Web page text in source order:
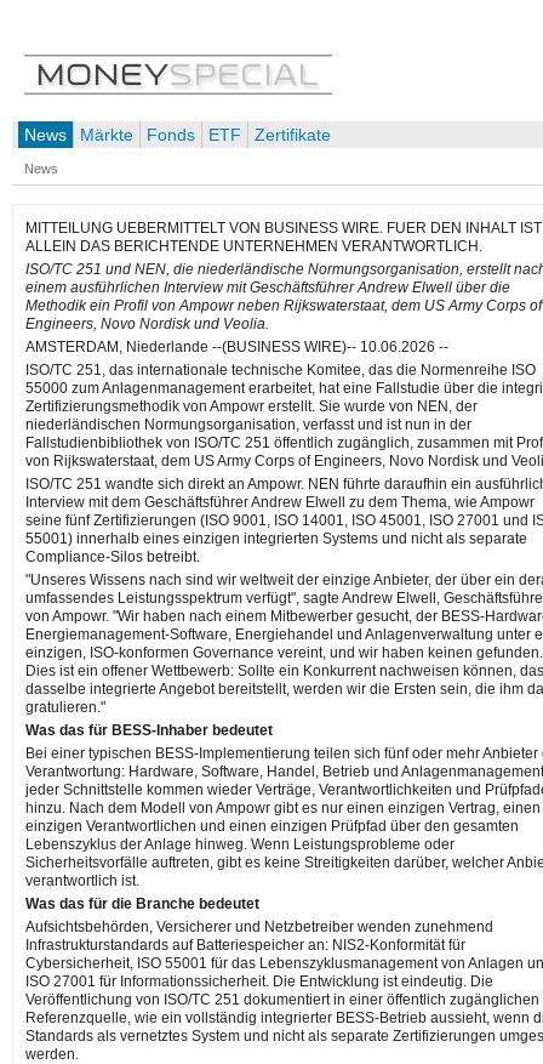
News Märkte Fonds ETF Zertifikate
News
MITTEILUNG UEBERMITTELT VON BUSINESS WIRE. FUER DEN INHALT IST
ALLEIN DAS BERICHTENDE UNTERNEHMEN VERANTWORTLICH.
ISO/TC 251 und NEN, die niederländische Normungsorganisation, erstellt
einem ausführlichen Interview mit Geschäftsführer Andrew Elwell über die
Methodik ein Profil von Ampowr neben Rijkswaterstaat, dem US Army Corps of
Engineers, Novo Nordisk und Veolia.
AMSTERDAM, Niederlande --(BUSINESS WIRE)-- 10.06.2026 --
ISO/TC 251, das internationale technische Komitee, das die Normenreihe ISO
55000 zum Anlagenmanagement erarbeitet, hat eine Fallstudie über die
Zertifizierungsmethodik von Ampowr erstellt. Sie wurde von NEN, der
niederländischen Normungsorganisation, verfasst und ist nun in der
Fallstudienbibliothek von ISO/TC 251 öffentlich zugänglich, zusammen mit
von Rijkswaterstaat, dem US Army Corps of Engineers, Novo Nordisk und
ISO/TC 251 wandte sich direkt an Ampowr. NEN führte daraufhin ein
Interview mit dem Geschäftsführer Andrew Elwell zu dem Thema, wie Ampowr
seine fünf Zertifizierungen (ISO 9001, ISO 14001, ISO 45001, ISO 27001 und
55001) innerhalb eines einzigen integrierten Systems und nicht als separate
Compliance-Silos betreibt.
"Unseres Wissens nach sind wir weltweit der einzige Anbieter, der über ein
umfassendes Leistungsspektrum verfügt", sagte Andrew Elwell,
von Ampowr. "Wir haben nach einem Mitbewerber gesucht, der BESS-
Energiemanagement-Software, Energiehandel und Anlagenverwaltung unter
einzigen, ISO-konformen Governance vereint, und wir haben keinen gefunden.
Dies ist ein offener Wettbewerb: Sollte ein Konkurrent nachweisen können,
dasselbe integrierte Angebot bereitstellt, werden wir die Ersten sein, die ihm
gratulieren."
Was das für BESS-Inhaber bedeutet
Bei einer typischen BESS-Implementierung teilen sich fünf oder mehr Anbieter
Verantwortung: Hardware, Software, Handel, Betrieb und
jeder Schnittstelle kommen wieder Verträge, Verantwortlichkeiten und
hinzu. Nach dem Modell von Ampowr gibt es nur einen einzigen Vertrag, einen
einzigen Verantwortlichen und einen einzigen Prüfpfad über den gesamten
Lebenszyklus der Anlage hinweg. Wenn Leistungsprobleme oder
Sicherheitsvorfälle auftreten, gibt es keine Streitigkeiten darüber, welcher
verantwortlich ist.
Was das für die Branche bedeutet
Aufsichtsbehörden, Versicherer und Netzbetreiber wenden zunehmend
Infrastrukturstandards auf Batteriespeicher an: NIS2-Konformität für
Cybersicherheit, ISO 55001 für das Lebenszyklusmanagement von Anlagen
ISO 27001 für Informationssicherheit. Die Entwicklung ist eindeutig. Die
Veröffentlichung von ISO/TC 251 dokumentiert in einer öffentlich zugänglichen
Referenzquelle, wie ein vollständig integrierter BESS-Betrieb aussieht, wenn
Standards als vernetztes System und nicht als separate Zertifizierungen
werden.